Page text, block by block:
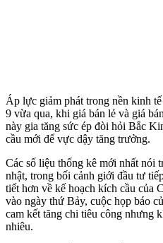
Áp lực giảm phát trong nền kinh
9 vừa qua, khi giá bán lẻ và giá
này gia tăng sức ép đòi hỏi Bắc
cầu mới để vực dậy tăng trưởng.
Các số liệu thống kê mới nhất nói
nhật, trong bối cảnh giới đầu tư
tiết hơn về kế hoạch kích cầu của
vào ngày thứ Bảy, cuộc họp báo
cam kết tăng chi tiêu công nhưng
nhiêu.